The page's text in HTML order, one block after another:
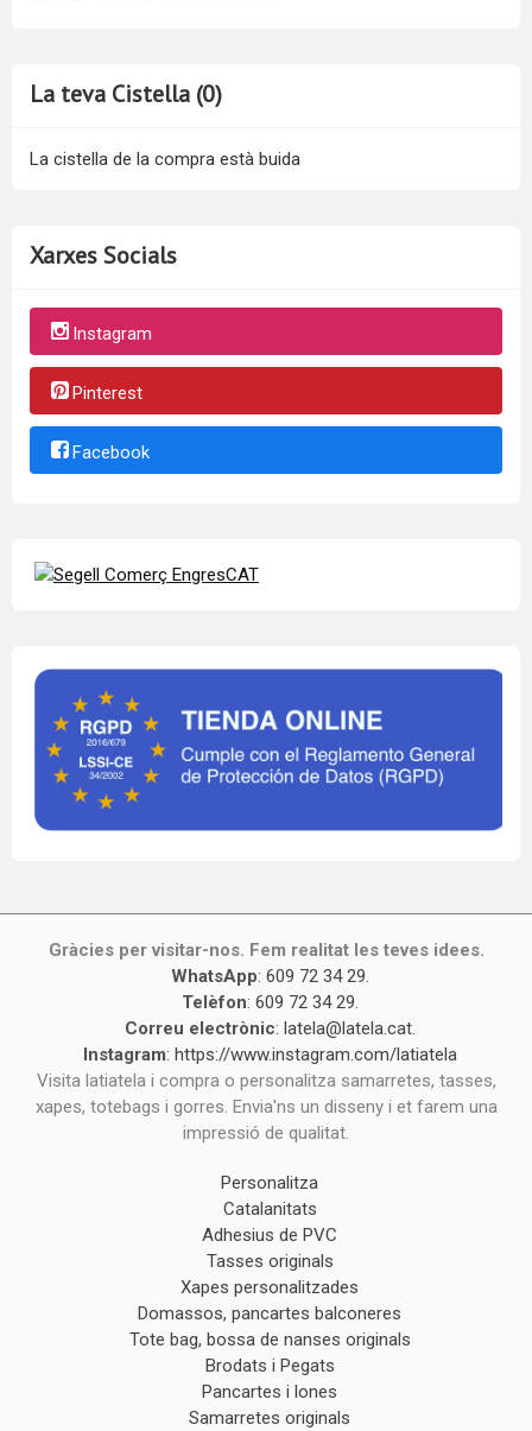
La teva Cistella (0)
La cistella de la compra està buida
Xarxes Socials
Instagram
Pinterest
Facebook
Gràcies per visitar-nos. Fem realitat les teves idees.
WhatsApp: 609 72 34 29.
Telèfon: 609 72 34 29.
Correu electrònic: latela@latela.cat.
Instagram: https://www.instagram.com/latiatela
Visita latiatela i compra o personalitza samarretes, tasses,
xapes, totebags i gorres. Envia'ns un disseny i et farem una
impressió de qualitat.
Personalitza
Catalanitats
Adhesius de PVC
Tasses originals
Xapes personalitzades
Domassos, pancartes balconeres
Tote bag, bossa de nanses originals
Brodats i Pegats
Pancartes i lones
Samarretes originals